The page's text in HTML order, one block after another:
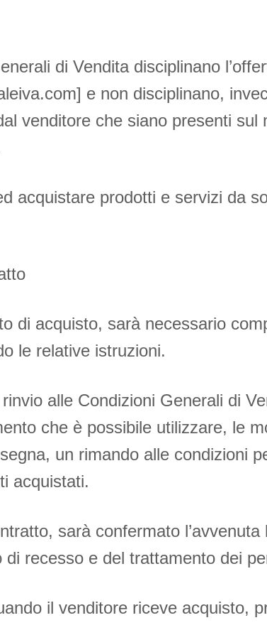
di Vendita disciplinano
e non disciplinano,
venditore che siano presenti
acquistare prodotti e servizi da
di acquisto, sarà necessario
le relative istruzioni.
alle Condizioni Generali di
che è possibile utilizzare, le
un rimando alle condizioni
acquistati.
sarà confermato
di recesso e del trattamento dei
il venditore riceve acquisto,